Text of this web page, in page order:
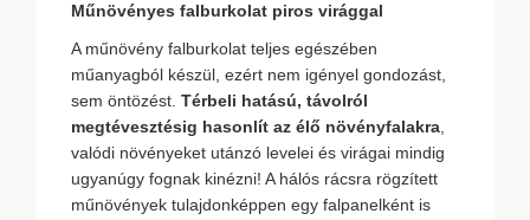
Műnövényes falburkolat piros virággal
A műnövény falburkolat teljes egészében
műanyagból készül, ezért nem igényel gondozást,
sem öntözést. Térbeli hatású, távolról
megtévesztésig hasonlít az élő növényfalakra
valódi növényeket utánzó levelei és virágai mindig
ugyanúgy fognak kinézni! A hálós rácsra rögzített
műnövények tulajdonképpen egy falpanelként is